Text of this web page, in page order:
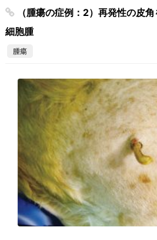
（腫瘍の症例：2）再発性の皮
細胞腫
腫瘍